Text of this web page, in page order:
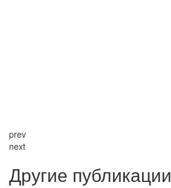
prev
next
Другие публикации